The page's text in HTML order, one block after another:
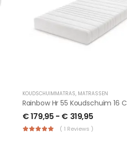
KOUDSCHUIMMATRAS, MATRASSEN
Rainbow Hr 55 Koudschuim 16
€179,95 - € 319,95
( 1 Reviews )